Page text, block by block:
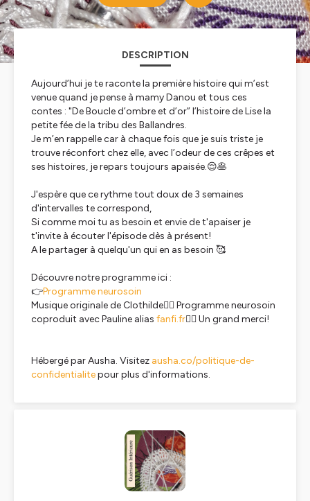
DESCRIPTION
Aujourd’hui je te raconte la première histoire qui m’est
venue quand je pense à mamy Danou et tous ces
contes : "De Boucle d’ombre et d’or” l’histoire de Lise la
petite fée de la tribu des Ballandres.
Je m’en rappelle car à chaque fois que je suis triste je
trouve réconfort chez elle, avec l’odeur de ces crêpes et
ses histoires, je repars toujours apaisée.😌🥞
J'espère que ce rythme tout doux de 3 semaines
d'intervalles te correspond,
Si comme moi tu as besoin et envie de t'apaiser je
t'invite à écouter l'épisode dès à présent!
A le partager à quelqu'un qui en as besoin 🥰
Découvre notre programme ici :
👉Programme neurosoin
Musique originale de Clothilde🧚‍♀️ Programme neurosoin
coproduit avec Pauline alias fanfi.fr🧚‍♀️ Un grand merci!
Hébergé par Ausha. Visitez ausha.co/politique-de-
confidentialitepour plus d'informations.